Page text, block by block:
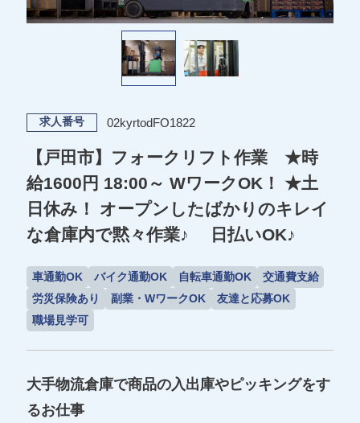
求人番号 02kyrtodFO1822
【戸田市】フォークリフト作業 ★時
給1600円 18:00～ WワークOK！ ★土
日休み！ オープンしたばかりのキレイ
な倉庫内で黙々作業♪ 日払いOK♪
車通勤OK バイク通勤OK 自転車通勤OK
交通費支給
労災保険あり
副業・WワークOK
友達と応募OK
職場見学可
大手物流倉庫で商品の入出庫やピッキングをす
るお仕事